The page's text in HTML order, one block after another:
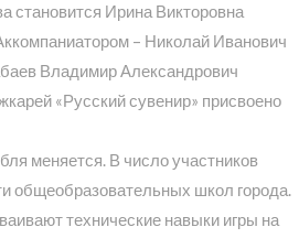
становится Ирина Викторовна
– Николай Иванович
Владимир Александрович
«Русский сувенир» присвоено
меняется. В число участников
общеобразовательных школ города.
технические навыки игры на